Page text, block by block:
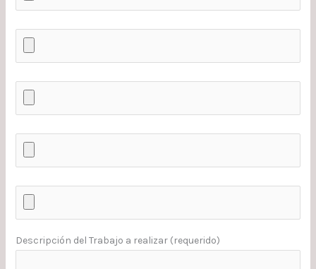
Descripción del Trabajo a realizar (requerido)